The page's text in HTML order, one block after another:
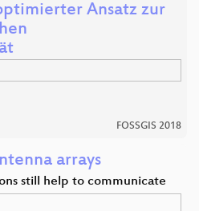
Ansatz zur
FOSSGIS 2018
arrays
still help to communicate